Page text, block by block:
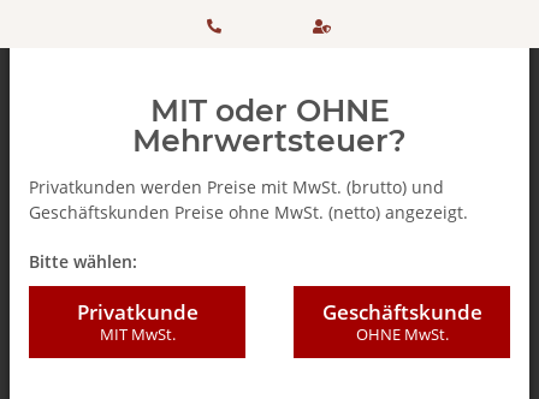
+ 49
506 98
einkaufen
SSL
MIT oder OHNE
Mehrwertsteuer?
Privatkunden werden Preise mit MwSt. (brutto) und
Geschäftskunden Preise ohne MwSt. (netto) angezeigt.
Bitte wählen:
Privatkunde
MIT MwSt.
Geschäftskunde
OHNE MwSt.